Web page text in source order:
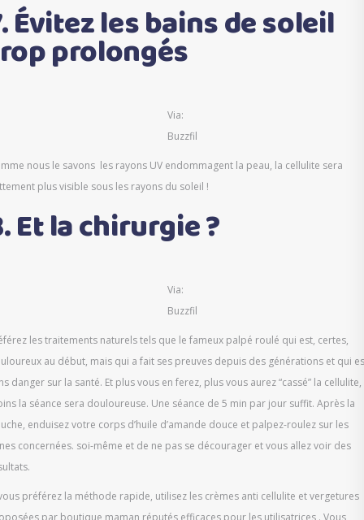
Évitez les bains de soleil
prolongés
Via:
Buzzfil
nous le savons les rayons UV endommagent la peau, la cellulite sera
plus visible sous les rayons du soleil !
Et la chirurgie ?
Via:
Buzzfil
les traitements naturels tels que le fameux palpé roulé qui est, certes,
au début, mais qui a fait ses preuves depuis des générations et qui
danger sur la santé. Et plus vous en ferez, plus vous aurez “cassé” la cellulite,
la séance sera douloureuse. Une séance de 5 min par jour suffit. Après la
enduisez votre corps d’huile d’amande douce et palpez-roulez sur les
concernées. soi-même et de ne pas se décourager et vous allez voir des
préférez la méthode rapide, utilisez les crèmes anti cellulite et vergetures
par boutique maman réputés efficaces pour les utilisatrices . Vous